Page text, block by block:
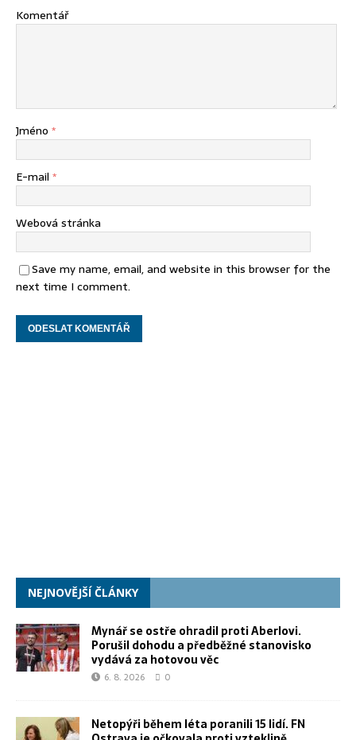
Komentář
Jméno *
E-mail *
Webová stránka
Save my name, email, and website in this browser for the
next time I comment.
NEJNOVĚJŠÍ ČLÁNKY
Mynář se ostře ohradil proti Aberlovi.
Porušil dohodu a předběžné stanovisko
vydává za hotovou věc
6. 8. 2026 0
Netopýři během léta poranili 15 lidí. FN